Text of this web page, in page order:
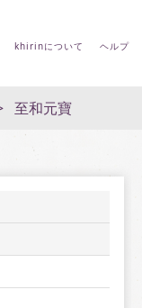
khirinについて ヘルプ
至和元寶